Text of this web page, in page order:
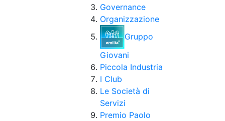
Governance
Organizzazione
Gruppo
Giovani
Piccola Industria
I Club
Le Società di
Servizi
Premio Paolo